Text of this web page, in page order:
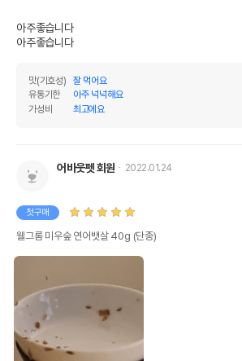
아주좋습니다
아주좋습니다
맛(기호성)
잘 먹어요
유통기한
아주 넉넉해요
가성비
최고에요
어바웃펫 회원 2022.01.24
첫구매
웰그롬 미우숲 연어뱃살 40g (단종)